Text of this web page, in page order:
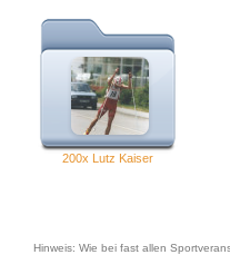
200x Lutz Kaiser
Hinweis: Wie bei fast allen